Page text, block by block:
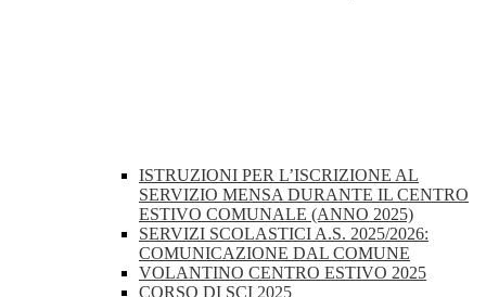
ISTRUZIONI PER L’ISCRIZIONE AL
SERVIZIO MENSA DURANTE IL CENTRO
ESTIVO COMUNALE (ANNO 2025)
SERVIZI SCOLASTICI A.S. 2025/2026:
COMUNICAZIONE DAL COMUNE
VOLANTINO CENTRO ESTIVO 2025
CORSO DI SCI 2025